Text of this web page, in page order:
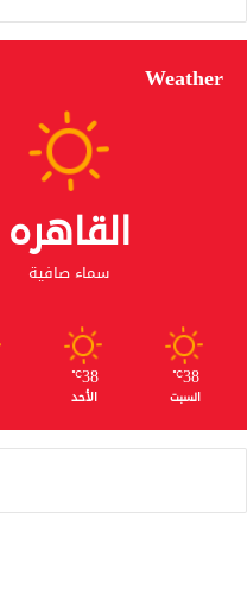
Weather
القاهره
سماء صافية
38
℃
السبت
38
℃
الأحد